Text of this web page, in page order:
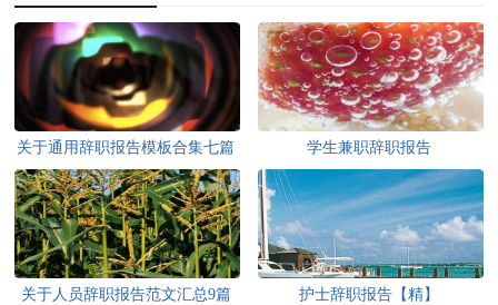
关于通用辞职报告模板合集七篇 学生兼职辞职报告
关于人员辞职报告范文汇总9篇 护士辞职报告【精】